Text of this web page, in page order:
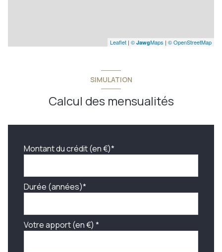
Leaflet | © JawgMaps | © OpenStreetMap
SIMULATION
Calcul des mensualités
Montant du crédit (en €)*
Durée (années)*
Votre apport (en €) *